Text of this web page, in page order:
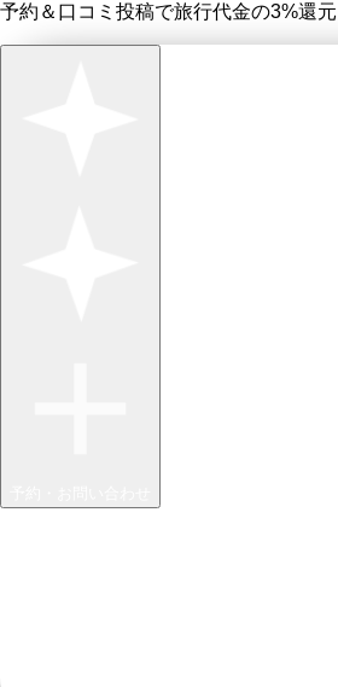
予約＆口コミ投稿で旅行代金の3%還元